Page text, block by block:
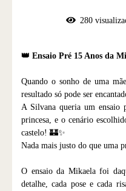
280
👑 Ensaio Pré 15 Anos da
Quando o sonho de uma
resultado só pode ser
A Silvana queria um ensaio
princesa, e o cenário
castelo! 🏰✨
Nada mais justo do que uma
O ensaio da Mikaela foi
detalhe, cada pose e cada